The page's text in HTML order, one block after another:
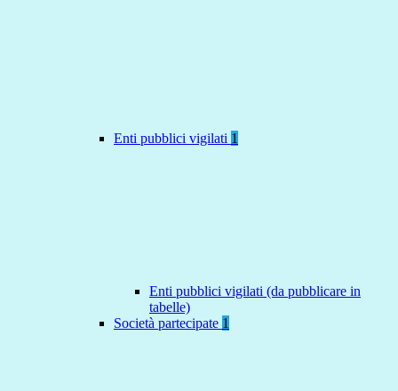
Enti pubblici vigilati 1
Enti pubblici vigilati (da pubblicare in
tabelle)
Società partecipate 1